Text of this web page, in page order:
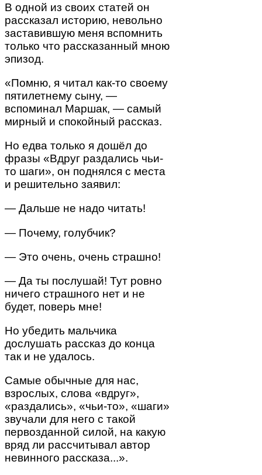
В одной из своих статей он
рассказал историю, невольно
заставившую меня вспомнить
только что рассказанный мною
эпизод.
«Помню, я читал как-то своему
пятилетнему сыну, —
вспоминал Маршак, — самый
мирный и спокойный рассказ.
Но едва только я дошёл до
фразы «Вдруг раздались чьи-
то шаги», он поднялся с места
и решительно заявил:
— Дальше не надо читать!
— Почему, голубчик?
— Это очень, очень страшно!
— Да ты послушай! Тут ровно
ничего страшного нет и не
будет, поверь мне!
Но убедить мальчика
дослушать рассказ до конца
так и не удалось.
Самые обычные для нас,
взрослых, слова «вдруг»,
«раздались», «чьи-то», «шаги»
звучали для него с такой
первозданной силой, на какую
вряд ли рассчитывал автор
невинного рассказа...».